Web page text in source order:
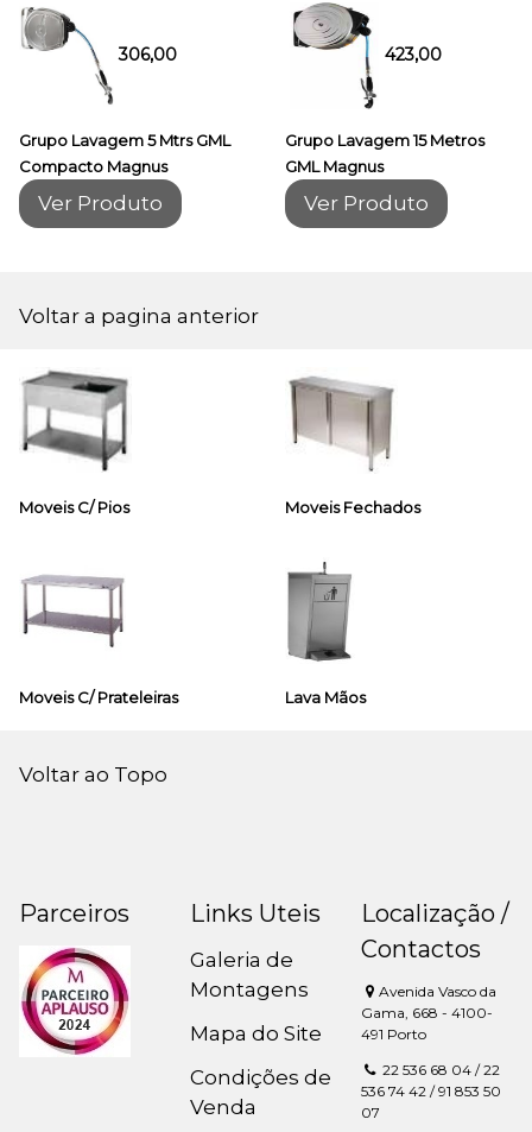
306,00
Grupo Lavagem 5 Mtrs GML
Compacto Magnus
Ver Produto
423,00
Grupo Lavagem 15 Metros
GML Magnus
Ver Produto
Voltar a pagina anterior
Moveis C/ Pios Moveis Fechados
Moveis C/ Prateleiras Lava Mãos
Voltar ao Topo
Parceiros Links Uteis
Galeria de
Montagens
Mapa do Site
Condições de
Venda
Localização /
Contactos
Avenida Vasco da
Gama, 668 - 4100-
491 Porto
22 536 68 04 / 22
536 74 42 / 91 853 50
07